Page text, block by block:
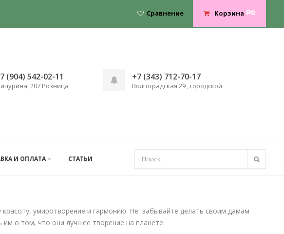
Сравнение Корзина Р0
(904) 542-02-11
207 Розница
+7 (343) 712-70-17
Волгоградская 29 , городской
И ОПЛАТА СТАТЬИ
умиротворение и гармонию. Не забывайте делать своим дамам
им о том, что они лучшее творение на планете.